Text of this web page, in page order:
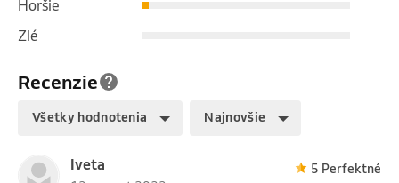
Recenzie
Všetky hodnotenia Najnovšie
Iveta 5 Perfektné
Horšie
Zlé